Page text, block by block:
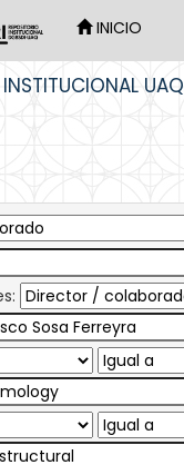
INICIO
UAQ